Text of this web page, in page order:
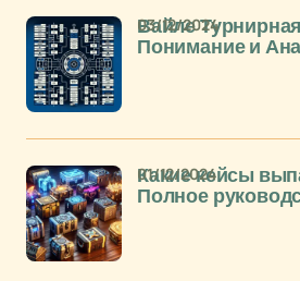
Вайле
Понимание и
03/12/2024
Какие кейсы
Полное
01/12/2024